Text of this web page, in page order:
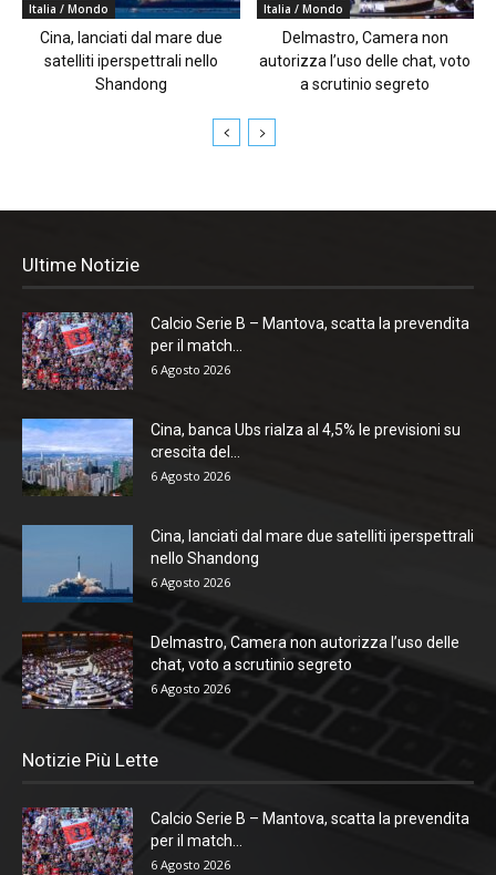
Italia / Mondo
Cina, lanciati dal mare due
satelliti iperspettrali nello
Shandong
Italia / Mondo
Delmastro, Camera non
autorizza l’uso delle chat, voto
a scrutinio segreto
Ultime Notizie
Calcio Serie B – Mantova, scatta la prevendita
per il match...
6 Agosto 2026
Cina, banca Ubs rialza al 4,5% le previsioni su
crescita del...
6 Agosto 2026
Cina, lanciati dal mare due satelliti iperspettrali
nello Shandong
6 Agosto 2026
Delmastro, Camera non autorizza l’uso delle
chat, voto a scrutinio segreto
6 Agosto 2026
Notizie Più Lette
Calcio Serie B – Mantova, scatta la prevendita
per il match...
6 Agosto 2026